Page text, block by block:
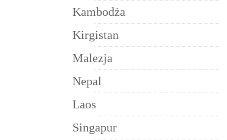
Kambodża
Kirgistan
Malezja
Nepal
Laos
Singapur